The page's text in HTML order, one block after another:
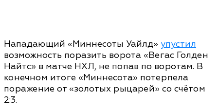
Нападающий «Миннесоты Уайлд» упустил
возможность поразить ворота «Вегас Голден
Найтс» в матче НХЛ, не попав по воротам. В
конечном итоге «Миннесота» потерпела
поражение от «золотых рыцарей» со счётом
2:3.